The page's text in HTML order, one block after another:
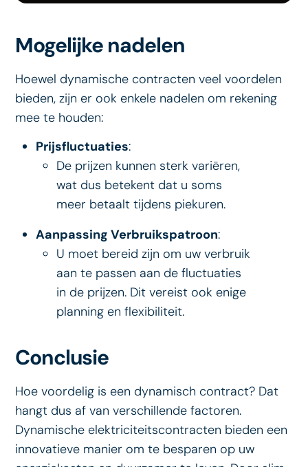
Mogelijke nadelen
Hoewel dynamische contracten veel voordelen
bieden, zijn er ook enkele nadelen om rekening
mee te houden:
Prijsfluctuaties:
De prijzen kunnen sterk variëren,
wat dus betekent dat u soms
meer betaalt tijdens piekuren.
Aanpassing Verbruikspatroon:
U moet bereid zijn om uw verbruik
aan te passen aan de fluctuaties
in de prijzen. Dit vereist ook enige
planning en flexibiliteit.
Conclusie
Hoe voordelig is een dynamisch contract? Dat
hangt dus af van verschillende factoren.
Dynamische elektriciteitscontracten bieden een
innovatieve manier om te besparen op uw